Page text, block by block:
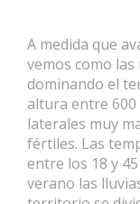
A medida que
vemos como
dominando el
altura entre 600
laterales muy
fértiles. Las
entre los 18 y
verano las